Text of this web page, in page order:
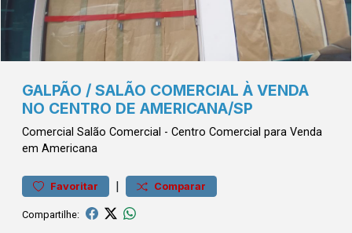
GALPÃO / SALÃO COMERCIAL À VENDA
NO CENTRO DE AMERICANA/SP
Comercial Salão Comercial - Centro Comercial para Venda
em Americana
Favoritar | Comparar
Compartilhe: